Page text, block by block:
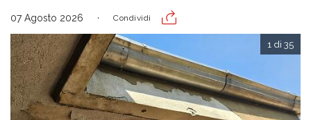
07 Agosto 2026 Condividi
1 di 35